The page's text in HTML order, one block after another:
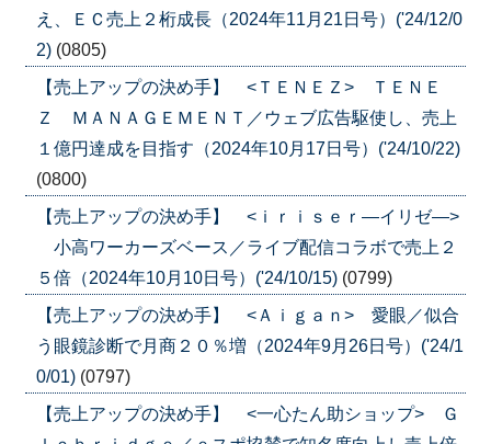
え、ＥＣ売上２桁成長（2024年11月21日号）('24/12/0
2) (0805)
【売上アップの決め手】 <ＴＥＮＥＺ> ＴＥＮＥ
Ｚ ＭＡＮＡＧＥＭＥＮＴ／ウェブ広告駆使し、売上
１億円達成を目指す（2024年10月17日号）('24/10/22)
(0800)
【売上アップの決め手】 <ｉｒｉｓｅｒ―イリゼ―>
小高ワーカーズベース／ライブ配信コラボで売上２
５倍（2024年10月10日号）('24/10/15) (0799)
【売上アップの決め手】 <Ａｉｇａｎ> 愛眼／似合
う眼鏡診断で月商２０％増（2024年9月26日号）('24/1
0/01) (0797)
【売上アップの決め手】 <一心たん助ショップ> Ｇ